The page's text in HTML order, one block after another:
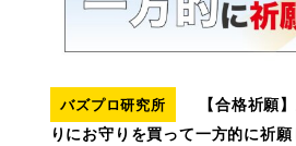
バズプロ研究所
【合格祈願
りにお守りを買って一方的に祈